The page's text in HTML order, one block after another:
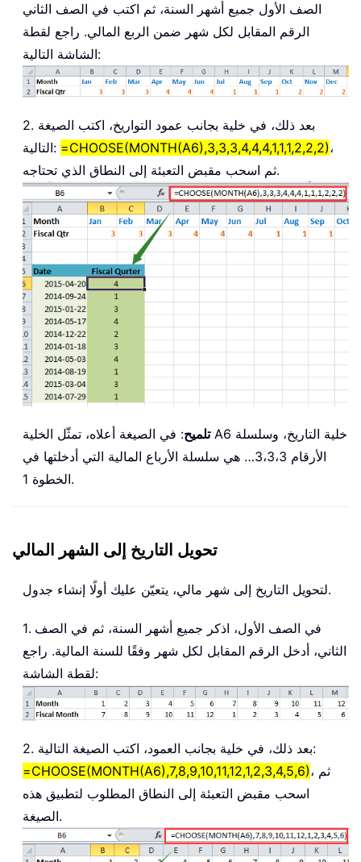
الصف الأول جميع أشهر السنة، ثم اكتب في الصف الثاني
الرقم المقابل لكل شهر ضمن الربع المالي. راجع لقطة
الشاشة التالية:
2. بعد ذلك، في خلية بجانب عمود التواريخ، اكتب الصيغة
التالية: =CHOOSE(MONTH(A6),3,3,3,4,4,4,1,1,1,2,2,2)،
ثم اسحب مقبض التعبئة إلى النطاق الذي تحتاجه.
تلميح: في الصيغة أعلاه، تمثّل الخلية A6 خلية التاريخ، وسلسلة
الأرقام 3،3،3… هي سلسلة الأرباع المالية التي أدخلتها في
الخطوة 1.
تحويل التاريخ إلى الشهر المالي
لتحويل التاريخ إلى شهر مالي، يتعيّن عليك أولًا إنشاء جدول.
1. في الصف الأول، اذكر جميع أشهر السنة، ثم في الصف
الثاني، أدخل الرقم المقابل لكل شهر وفقًا للسنة المالية. راجع
لقطة الشاشة:
2. بعد ذلك، في خلية بجانب العمود، اكتب الصيغة التالية:
=CHOOSE(MONTH(A6),7,8,9,10,11,12,1,2,3,4,5,6)، ثم
اسحب مقبض التعبئة إلى النطاق المطلوب لتطبيق هذه
الصيغة.